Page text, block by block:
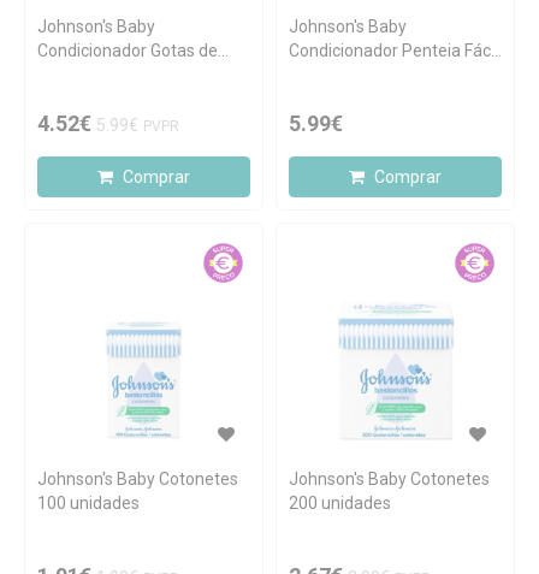
Johnson's Baby
Condicionador Gotas de
4.52€ 5.99€ PVPR
Comprar
Johnson's Baby
Condicionador Penteia Fácil
5.99€
Comprar
Johnson's Baby Cotonetes
100 unidades
Johnson's Baby Cotonetes
200 unidades